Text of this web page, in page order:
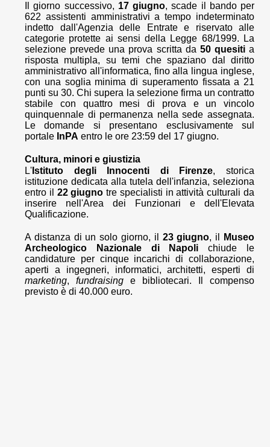
Il giorno successivo, 17 giugno, scade il bando per
622 assistenti amministrativi a tempo indeterminato
indetto dall'Agenzia delle Entrate e riservato alle
categorie protette ai sensi della Legge 68/1999. La
selezione prevede una prova scritta da 50 quesitia
risposta multipla, su temi che spaziano dal diritto
amministrativo all'informatica, fino alla lingua inglese,
con una soglia minima di superamento fissata a 21
punti su 30. Chi supera la selezione firma un contratto
stabile con quattro mesi di prova e un vincolo
quinquennale di permanenza nella sede assegnata.
Le domande si presentano esclusivamente sul
portale InPA entro le ore 23:59 del 17 giugno.
Cultura, minori e giustizia
L' Istituto degli Innocenti di Firenze, storica
istituzione dedicata alla tutela dell'infanzia, seleziona
entro il 22 giugno tre specialisti in attività culturali da
inserire nell'Area dei Funzionari e dell'Elevata
Qualificazione.
A distanza di un solo giorno, il 23 giugno, il
Museo
Archeologico Nazionale di Napoli chiude le
candidature per cinque incarichi di collaborazione,
aperti a ingegneri, informatici, architetti, esperti di
marketing, fundraising e bibliotecari. Il compenso
previsto è di 40.000 euro.